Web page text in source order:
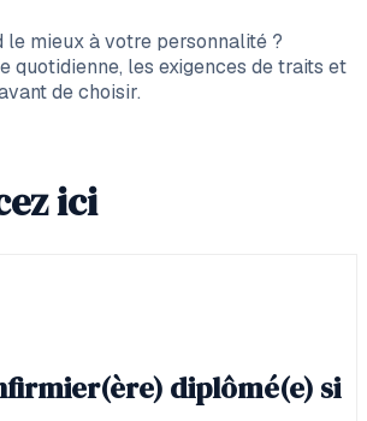
le mieux à votre personnalité ?
quotidienne, les exigences de traits et
de choisir.
ici
diplômé(e) si